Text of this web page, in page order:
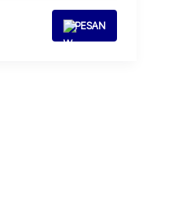
PESAN